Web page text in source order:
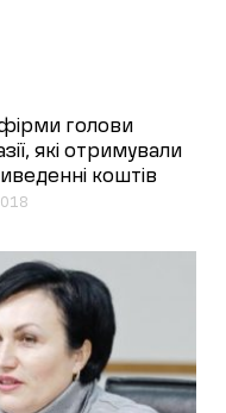
голови
які отримували
коштів